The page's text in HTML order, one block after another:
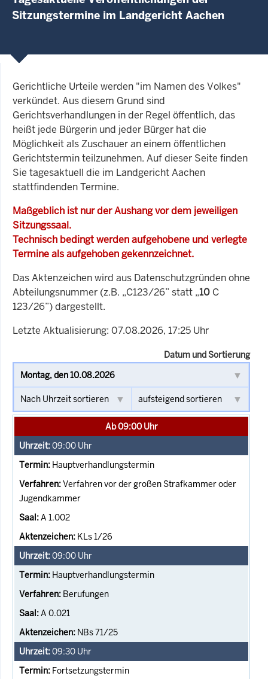
Sitzungstermine im Landgericht Aachen
Gerichtliche Urteile werden "im Namen des Volkes"
verkündet. Aus diesem Grund sind
Gerichtsverhandlungen in der Regel öffentlich, das
heißt jede Bürgerin und jeder Bürger hat die
Möglichkeit als Zuschauer an einem öffentlichen
Gerichtstermin teilzunehmen. Auf dieser Seite finden
Sie tagesaktuell die im Landgericht Aachen
stattfindenden Termine.
Maßgeblich ist nur der Aushang vor dem jeweiligen
Sitzungssaal.
Technisch bedingt werden aufgehobene und verlegte
Termine als aufgehoben gekennzeichnet.
Das Aktenzeichen wird aus Datenschutzgründen ohne
Abteilungsnummer (z.B. „C123/26” statt „10 C
123/26”) dargestellt.
Letzte Aktualisierung: 07.08.2026, 17:25 Uhr
Datum und Sortierung
Ab 09:00 Uhr
09:00 Uhr
Hauptverhandlungstermin
Verfahren vor der großen Strafkammer oder
Jugendkammer
A 1.002
KLs 1/26
09:00 Uhr
Hauptverhandlungstermin
Berufungen
A 0.021
NBs 71/25
09:30 Uhr
Fortsetzungstermin